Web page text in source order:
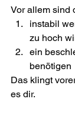
Vor allem sind
instabil
zu hoch
ein
benötigen
Das klingt
es dir.